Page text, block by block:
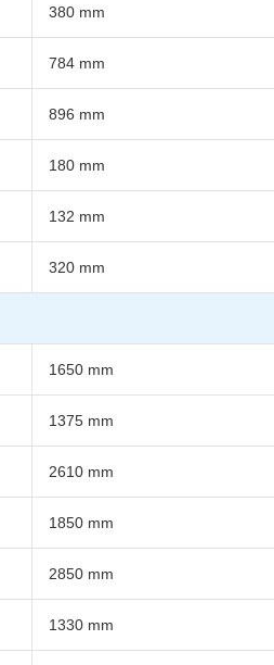
380 mm
784 mm
896 mm
180 mm
132 mm
320 mm
1650 mm
1375 mm
2610 mm
1850 mm
2850 mm
1330 mm